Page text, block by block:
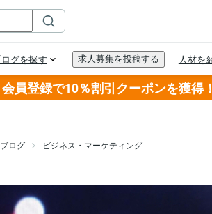
会員登録で10％割引クーポンを獲得！
ブログ ビジネス・マーケティング